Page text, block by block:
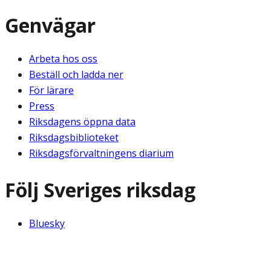
Genvägar
Arbeta hos oss
Beställ och ladda ner
För lärare
Press
Riksdagens öppna data
Riksdagsbiblioteket
Riksdagsförvaltningens diarium
Följ Sveriges riksdag
Bluesky